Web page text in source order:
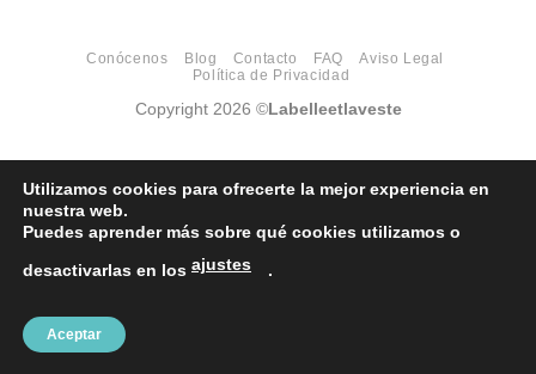
Conócenos Blog Contacto FAQ
Aviso Legal
Política de Privacidad
Copyright 2026 ©Labelleetlaveste
Utilizamos cookies para ofrecerte la mejor experiencia en
nuestra web.
Puedes aprender más sobre qué cookies utilizamos o
desactivarlas en los ajustes .
Aceptar